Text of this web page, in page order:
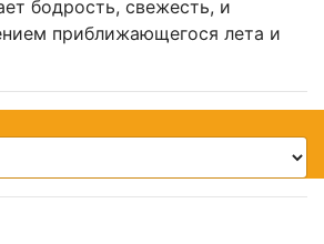
бодрость, свежесть, и
приближающегося лета и